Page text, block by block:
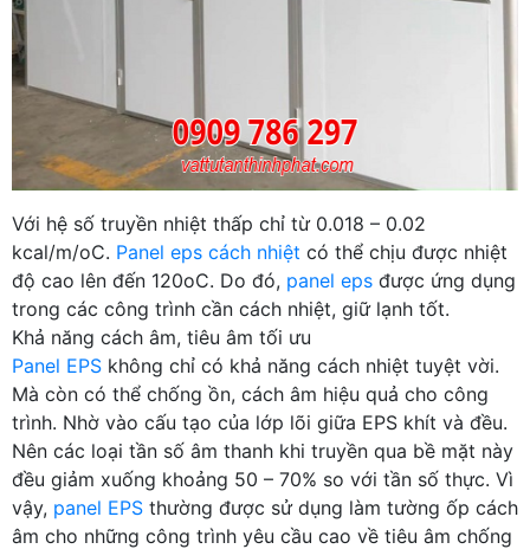
Với hệ số truyền nhiệt thấp chỉ từ 0.018 – 0.02
kcal/m/oC. Panel eps cách nhiệt có thể chịu được nhiệt
độ cao lên đến 120oC. Do đó, panel eps được ứng dụng
trong các công trình cần cách nhiệt, giữ lạnh tốt.
Khả năng cách âm, tiêu âm tối ưu
Panel EPS không chỉ có khả năng cách nhiệt tuyệt vời.
Mà còn có thể chống ồn, cách âm hiệu quả cho công
trình. Nhờ vào cấu tạo của lớp lõi giữa EPS khít và đều.
Nên các loại tần số âm thanh khi truyền qua bề mặt này
đều giảm xuống khoảng 50 – 70% so với tần số thực. Vì
vậy, panel EPS thường được sử dụng làm tường ốp cách
âm cho những công trình yêu cầu cao về tiêu âm chống